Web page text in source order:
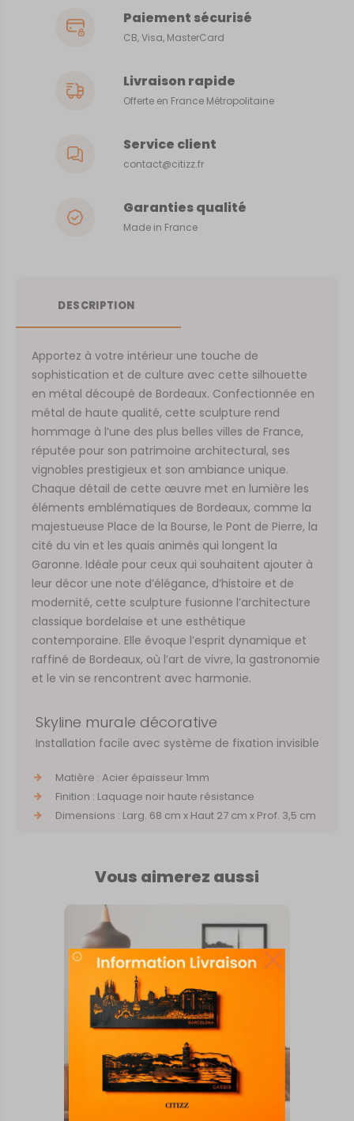
Paiement sécurisé
CB, Visa, MasterCard
Livraison rapide
Offerte en France Métropolitaine
Service client
contact@citizz.fr
Garanties qualité
Made in France
DESCRIPTION
Apportez à votre intérieur une touche de
sophistication et de culture avec cette silhouette
en métal découpé de Bordeaux. Confectionnée en
métal de haute qualité, cette sculpture rend
hommage à l’une des plus belles villes de France,
réputée pour son patrimoine architectural, ses
vignobles prestigieux et son ambiance unique.
Chaque détail de cette œuvre met en lumière les
éléments emblématiques de Bordeaux, comme la
majestueuse Place de la Bourse, le Pont de Pierre, la
cité du vin et les quais animés qui longent la
Garonne. Idéale pour ceux qui souhaitent ajouter à
leur décor une note d’élégance, d’histoire et de
modernité, cette sculpture fusionne l’architecture
classique bordelaise et une esthétique
contemporaine. Elle évoque l’esprit dynamique et
raffiné de Bordeaux, où l’art de vivre, la gastronomie
et le vin se rencontrent avec harmonie.
Skyline murale décorative
Installation facile avec système de fixation invisible
Matière : Acier épaisseur 1mm
Finition : Laquage noir haute résistance
Dimensions : Larg. 68 cm x Haut 27 cm x Prof. 3,5 cm
Vous aimerez aussi